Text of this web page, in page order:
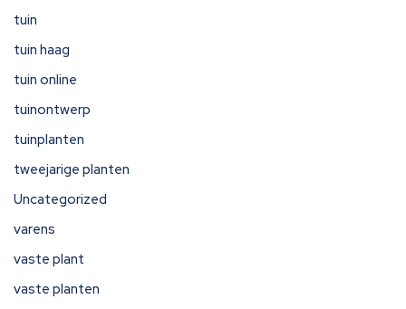
tuin
tuin haag
tuin online
tuinontwerp
tuinplanten
tweejarige planten
Uncategorized
varens
vaste plant
vaste planten